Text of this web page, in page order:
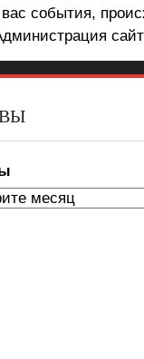
события,